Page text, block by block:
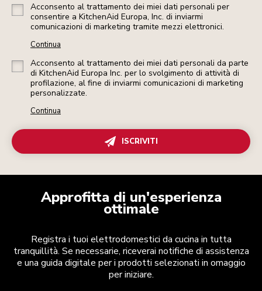
Acconsento al trattamento dei miei dati personali per
consentire a KitchenAid Europa, Inc. di inviarmi
comunicazioni di marketing tramite mezzi elettronici.
Continua
Acconsento al trattamento dei miei dati personali da parte
di KitchenAid Europa Inc. per lo svolgimento di attività di
profilazione, al fine di inviarmi comunicazioni di marketing
personalizzate.
Continua
ISCRIVITI
Approfitta di un'esperienza
ottimale
Registra i tuoi elettrodomestici da cucina in tutta
tranquillità. Se necessarie, riceverai notifiche di assistenza
e una guida digitale per i prodotti selezionati in omaggio
per iniziare.